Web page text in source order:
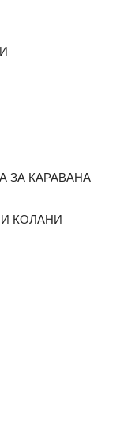
ЗА КАРАВАНА
КОЛАНИ